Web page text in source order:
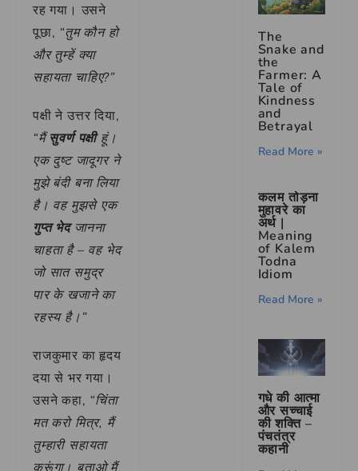
रह गया। उसने
पूछा, “तुम कौन हो
और तुम्हें क्या
सहायता चाहिए?”
पक्षी ने उत्तर दिया,
“मैंसुवर्ण पक्षीहूं।
एक दुष्ट जादूगर ने
मुझे बंदी बना लिया
है। वह मुझसे एक
गुप्त भेदजानना
चाहता है – वह भेद
जो सात समुद्र
पार के खजाने का
रहस्य है।”
राजकुमार का हृदय
दया से भर गया।
उसने कहा, “चिंता
मत करो मित्र, मैं
तुम्हारी सहायता
The
Snake and
the
Farmer: A
Tale of
Kindness
and
Betrayal
Read More »
कलम तोड़ना
मुहावरे का
अर्थ |
Meaning
of Kalem
Todna
Idiom
Read More »
गधे की आत्मा
और सच्चाई
की शक्ति –
पंचतंत्र
कहानी